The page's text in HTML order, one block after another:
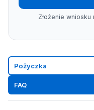
Złożenie
Pożyczka
FAQ